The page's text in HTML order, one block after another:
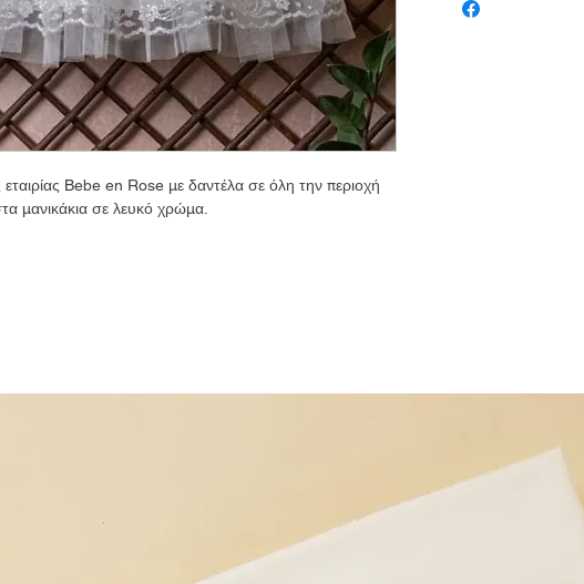
εταιρίας Bebe en Rose με δαντέλα σε όλη την περιοχή
μανικάκια σε λευκό χρώμα.